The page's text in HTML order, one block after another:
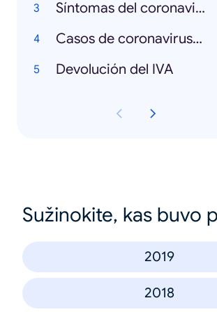
Síntomas del coronavirus
Casos de coronavirus en Colombia
Devolución del IVA
Sužinokite, kas buvo
2019
2018